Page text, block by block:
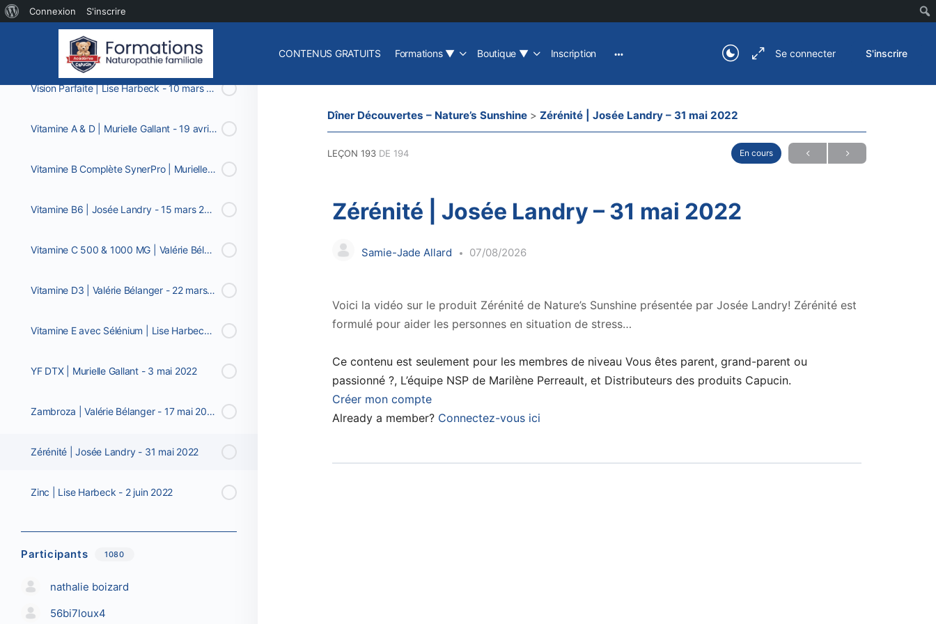
WordPress
Connexion S'inscrire
CONTENUS GRATUITS Formations ▼ Boutique ▼ Inscription Se connecter S'inscrire
Varech | Murielle Gallant - 15 février 2022
Vari-Gone | Ginette Ethier - 1 mars 2022
Vision Parfaite | Lise Harbeck - 10 mars 2022
Vitamine A & D | Murielle Gallant - 19 avril 2022
Vitamine B Complète SynerPro | Murielle Gallant - 29 mars 2022
Vitamine B6 | Josée Landry - 15 mars 2022
Vitamine C 500 & 1000 MG | Valérie Bélanger - 5 avril 2022
Vitamine D3 | Valérie Bélanger - 22 mars 2022
Vitamine E avec Sélénium | Lise Harbeck - 26 avril 2022
YF DTX | Murielle Gallant - 3 mai 2022
Zambroza | Valérie Bélanger - 17 mai 2022
Zérénité | Josée Landry - 31 mai 2022
Zinc | Lise Harbeck - 2 juin 2022
Participants 1080
nathalie boizard
56bi7loux4
Dîner Découvertes – Nature’s Sunshine Zérénité | Josée Landry – 31 mai 2022
LEÇON 193 DE 194 En cours
Zérénité | Josée Landry – 31 mai 2022
Samie-Jade Allard 07/08/2026
Voici la vidéo sur le produit Zérénité de Nature’s Sunshine présentée par Josée Landry! Zérénité est
formulé pour aider les personnes en situation de stress…
Ce contenu est seulement pour les membres de niveau Vous êtes parent, grand-parent ou
passionné ?, L’équipe NSP de Marilène Perreault, et Distributeurs des produits Capucin.
Créer mon compte
Already a member? Connectez-vous ici